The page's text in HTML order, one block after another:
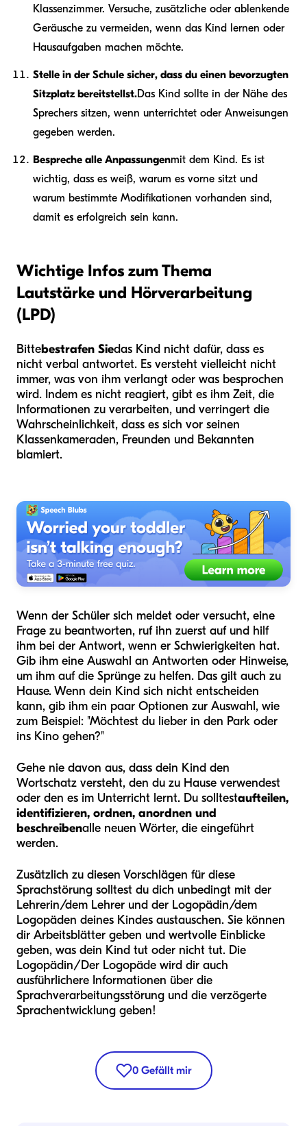
Klassenzimmer. Versuche, zusätzliche oder ablenkende
Geräusche zu vermeiden, wenn das Kind lernen oder
Hausaufgaben machen möchte.
Stelle in der Schule sicher, dass du einen bevorzugten
Sitzplatz bereitstellst.Das Kind sollte in der Nähe des
Sprechers sitzen, wenn unterrichtet oder Anweisungen
gegeben werden.
Bespreche alle Anpassungenmit dem Kind. Es ist
wichtig, dass es weiß, warum es vorne sitzt und
warum bestimmte Modifikationen vorhanden sind,
damit es erfolgreich sein kann.
Wichtige Infos zum Thema
Lautstärke und Hörverarbeitung
(LPD)
Bittebestrafen Siedas Kind nicht dafür, dass es
nicht verbal antwortet. Es versteht vielleicht nicht
immer, was von ihm verlangt oder was besprochen
wird. Indem es nicht reagiert, gibt es ihm Zeit, die
Informationen zu verarbeiten, und verringert die
Wahrscheinlichkeit, dass es sich vor seinen
Klassenkameraden, Freunden und Bekannten
blamiert.
Wenn der Schüler sich meldet oder versucht, eine
Frage zu beantworten, ruf ihn zuerst auf und hilf
ihm bei der Antwort, wenn er Schwierigkeiten hat.
Gib ihm eine Auswahl an Antworten oder Hinweise,
um ihm auf die Sprünge zu helfen. Das gilt auch zu
Hause. Wenn dein Kind sich nicht entscheiden
kann, gib ihm ein paar Optionen zur Auswahl, wie
zum Beispiel: "Möchtest du lieber in den Park oder
ins Kino gehen?"
Gehe nie davon aus, dass dein Kind den
Wortschatz versteht, den du zu Hause verwendest
oder den es im Unterricht lernt. Du solltestaufteilen,
identifizieren, ordnen, anordnen und
beschreibenalle neuen Wörter, die eingeführt
werden.
Zusätzlich zu diesen Vorschlägen für diese
Sprachstörung solltest du dich unbedingt mit der
Lehrerin/dem Lehrer und der Logopädin/dem
Logopäden deines Kindes austauschen. Sie können
dir Arbeitsblätter geben und wertvolle Einblicke
geben, was dein Kind tut oder nicht tut. Die
Logopädin/Der Logopäde wird dir auch
ausführlichere Informationen über die
Sprachverarbeitungsstörung und die verzögerte
Sprachentwicklung geben!
0 Gefällt mir